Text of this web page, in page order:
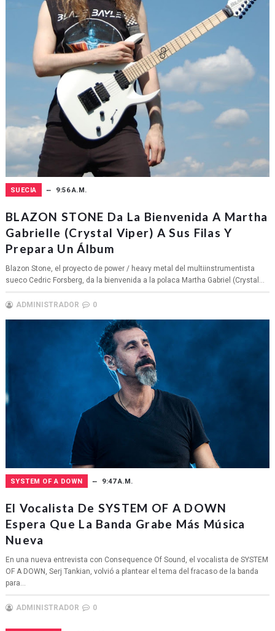
SUECIA 9:56 A.M.
BLAZON STONE Da La Bienvenida A Martha
Gabrielle (Crystal Viper) A Sus Filas Y
Prepara Un Álbum
Blazon Stone, el proyecto de power / heavy metal del multiinstrumentista
sueco Cedric Forsberg, da la bienvenida a la polaca Martha Gabriel (Crystal...
ADMINISTRADOR 0
SYSTEM OF A DOWN 9:47 A.M.
El Vocalista De SYSTEM OF A DOWN
Espera Que La Banda Grabe Más Música
Nueva
En una nueva entrevista con Consequence Of Sound, el vocalista de SYSTEM
OF A DOWN, Serj Tankian, volvió a plantear el tema del fracaso de la banda
para...
ADMINISTRADOR 0